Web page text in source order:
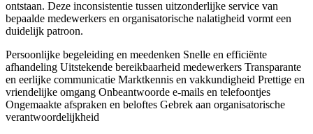
ontstaan. Deze inconsistentie tussen uitzonderlijke service van
bepaalde medewerkers en organisatorische nalatigheid vormt een
duidelijk patroon.
Persoonlijke begeleiding en meedenken Snelle en efficiënte
afhandeling Uitstekende bereikbaarheid medewerkers Transparante
en eerlijke communicatie Marktkennis en vakkundigheid Prettige en
vriendelijke omgang Onbeantwoorde e-mails en telefoontjes
Ongemaakte afspraken en beloftes Gebrek aan organisatorische
verantwoordelijkheid